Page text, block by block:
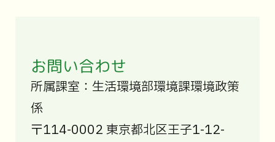
お問い合わせ
所属課室：生活環境部環境課環境政策
係
〒114-0002 東京都北区王子1-12-